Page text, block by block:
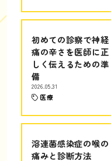
初めての診察で神経
痛の辛さを医師に正
しく伝えるための準
備
2026.05.31
医療
溶連菌感染症の喉の
痛みと診断方法